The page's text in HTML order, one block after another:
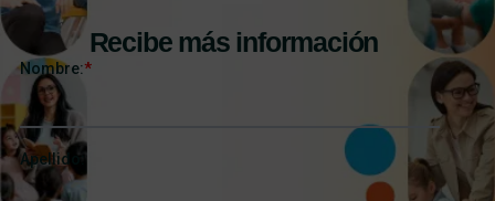
Recibe más información